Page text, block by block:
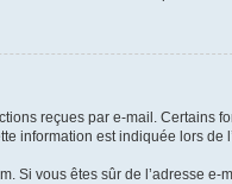
reçues par e-mail. Certains
information est indiquée lors de
Si vous êtes sûr de l’adresse e-